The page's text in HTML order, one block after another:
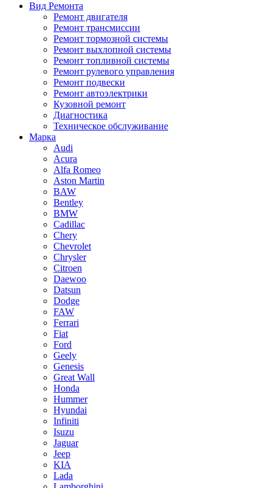
Вид Ремонта
Ремонт двигателя
Ремонт трансмиссии
Ремонт тормозной системы
Ремонт выхлопной системы
Ремонт топливной системы
Ремонт рулевого управления
Ремонт подвески
Ремонт автоэлектрики
Кузовной ремонт
Диагностика
Техническое обслуживание
Марка
Audi
Acura
Alfa Romeo
Aston Martin
BAW
Bentley
BMW
Cadillac
Chery
Chevrolet
Chrysler
Citroen
Daewoo
Datsun
Dodge
FAW
Ferrari
Fiat
Ford
Geely
Genesis
Great Wall
Honda
Hummer
Hyundai
Infiniti
Isuzu
Jaguar
Jeep
KIA
Lada